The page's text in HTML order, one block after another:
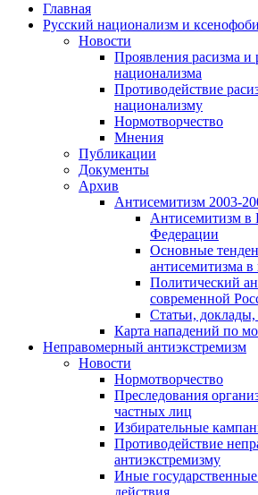
Главная
Русский национализм и
Новости
Проявления расизма и
национализма
Противодействие
национализму
Нормотворчество
Мнения
Публикации
Документы
Архив
Антисемитизм 2003-
Антисемитизм в
Федерации
Основные
антисемитизма
Политический
современной
Статьи,
Карта нападений по
Неправомерный антиэкстремизм
Новости
Нормотворчество
Преследования
частных лиц
Избирательные
Противодействие
антиэкстремизму
Иные